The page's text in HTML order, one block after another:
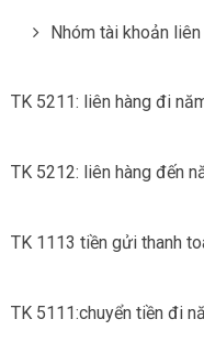
Nhóm tài khoản liên
TK 5211: liên hàng đi
TK 5212: liên hàng đến
TK 1113 tiền gửi thanh
TK 5111:chuyển tiền đi